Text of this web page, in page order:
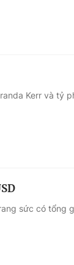
Kerr và tỷ
sức có tổng